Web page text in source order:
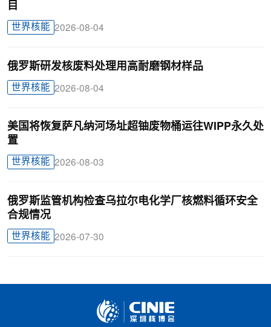
目
世界核能 2026-08-04
俄罗斯研发核废料处理用高耐磨钢材样品
世界核能 2026-08-04
美国将恢复萨凡纳河场址超铀废物桶运往WIPP永久处
置
世界核能 2026-08-03
俄罗斯监管机构检查乌拉尔电化学厂核燃料循环安全
合规情况
世界核能 2026-07-30